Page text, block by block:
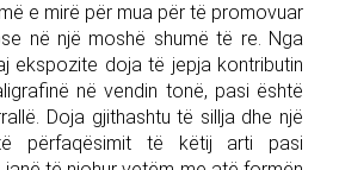
e mirë për mua për të promovuar
në një moshë shumë të re. Nga
ekspozite doja të jepja kontributin
në vendin tonë, pasi është
Doja gjithashtu të sillja dhe një
përfaqësimit të këtij arti pasi